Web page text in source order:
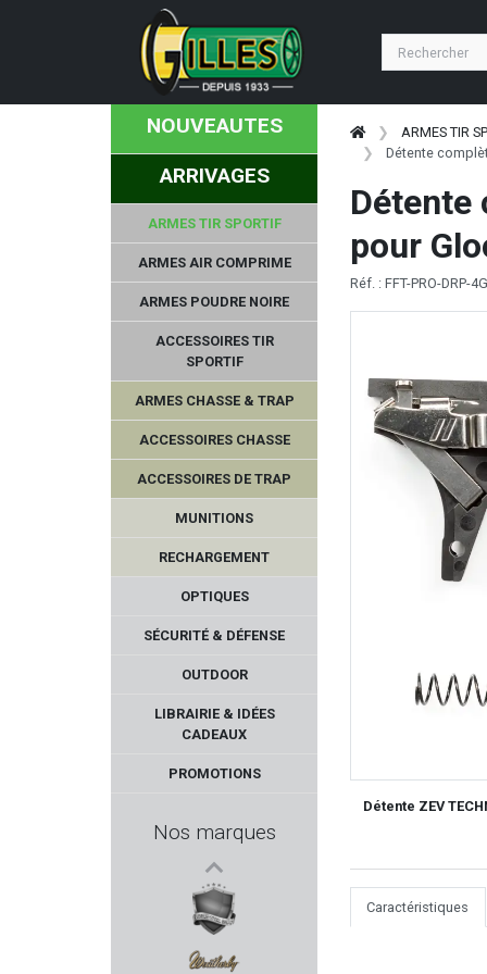
NOUVEAUTES
ARRIVAGES
ARMES TIR SPORTIF
ARMES AIR COMPRIME
ARMES POUDRE NOIRE
ACCESSOIRES TIR
SPORTIF
ARMES CHASSE & TRAP
ACCESSOIRES CHASSE
ACCESSOIRES DE TRAP
MUNITIONS
RECHARGEMENT
OPTIQUES
SÉCURITÉ & DÉFENSE
OUTDOOR
LIBRAIRIE & IDÉES
CADEAUX
PROMOTIONS
Nos marques
DPM SYSTEMS
RUBBER BALLS
ARMES TIR
Détente
Détente
pour
Réf. : FFT-PRO-DRP-
Détente ZEV
Caractéristiques